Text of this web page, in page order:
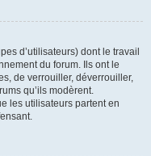
d’utilisateurs) dont le travail
du forum. Ils ont le
de verrouiller, déverrouiller,
qu’ils modèrent.
les utilisateurs partent en